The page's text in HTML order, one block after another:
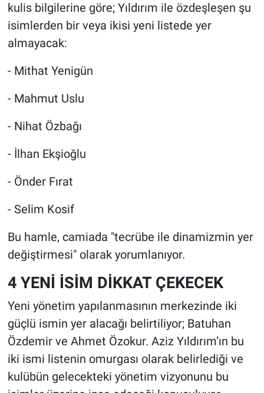
kulis bilgilerine göre; Yıldırım ile özdeşleşen şu
isimlerden bir veya ikisi yeni listede yer
almayacak:
- Mithat Yenigün
- Mahmut Uslu
- Nihat Özbağı
- İlhan Ekşioğlu
- Önder Fırat
- Selim Kosif
Bu hamle, camiada "tecrübe ile dinamizmin yer
değiştirmesi" olarak yorumlanıyor.
4 YENİ İSİM DİKKAT ÇEKECEK
Yeni yönetim yapılanmasının merkezinde iki
güçlü ismin yer alacağı belirtiliyor; Batuhan
Özdemir ve Ahmet Özokur. Aziz Yıldırım’ın bu
iki ismi listenin omurgası olarak belirlediği ve
kulübün gelecekteki yönetim vizyonunu bu